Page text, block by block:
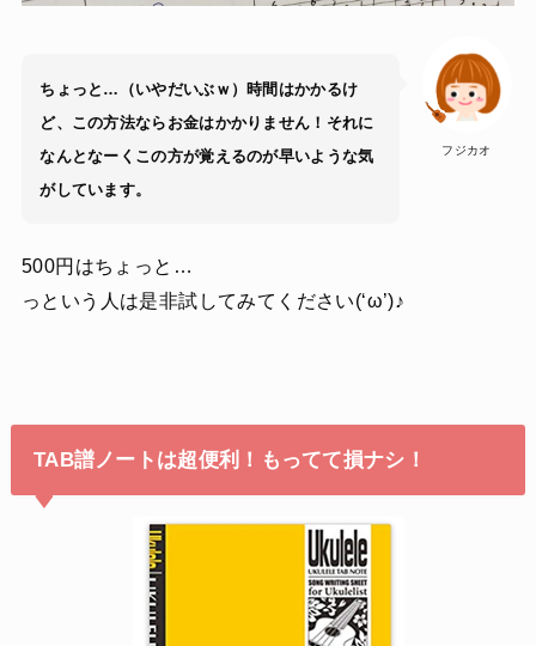
フジカオ
ちょっと…（いやだいぶｗ）時間はかかるけ
ど、この方法ならお金はかかりません！ それに
なんとなーくこの方が覚えるのが早いような気
がしています。
500円はちょっと…
っという人は是非試してみてください(‘ω’)♪
TAB譜ノートは超便利！もってて損ナシ！